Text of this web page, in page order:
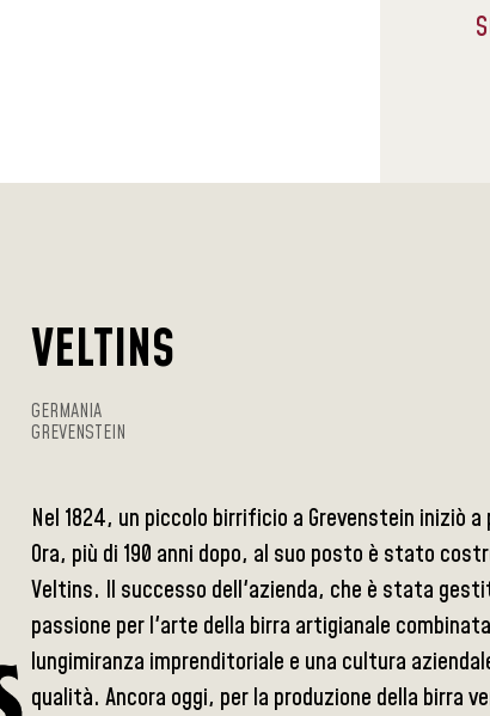
VELTINS
GERMANIA
GREVENSTEIN
Nel 1824, un piccolo birrificio a Grevenstein iniziò
Ora, più di 190 anni dopo, al suo posto è stato
Veltins. Il successo dell'azienda, che è stata
passione per l'arte della birra artigianale
lungimiranza imprenditoriale e una cultura
qualità. Ancora oggi, per la produzione della